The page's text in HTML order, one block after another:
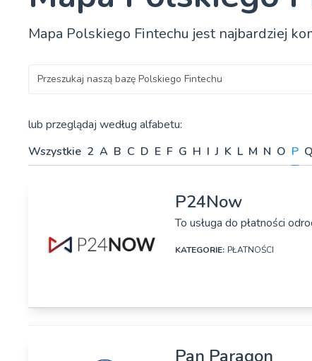
Mapa Polskiego Fintechu jest najbardziej
Szukaj
lub przeglądaj według alfabetu:
Wszystkie 2 A B C D E F G H I J K L M N O P Q
P24Now
To usługa do płatności
KATEGORIE: PŁATNOŚCI
Pan Paragon